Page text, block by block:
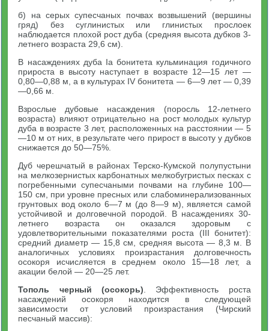
б) на серых супесчаных почвах возвышений (вершины
гряд) без суглинистых или глинистых прослоек
наблюдается плохой рост дуба (средняя высота дубков 3-
летнего возраста 29,6 см).
В насаждениях дуба Iа бонитета кульминация годичного
прироста в высоту наступает в возрасте 12—15 лет —
0,80—0,88 м, а в культурах IV бонитета — 6—9 лет — 0,39
—0,66 м.
Взрослые дубовые насаждения (поросль 12-летнего
возраста) влияют отрицательно на рост молодых культур
дуба в возрасте 3 лет, расположенных на расстоянии — 5
—10 м от них, в результате чего прирост в высоту у дубков
снижается до 50—75%.
Дуб черешчатый в районах Терско-Кумской полупустыни
на мелкозернистых карбонатных мелкобугристых песках с
погребенными супесчаными почвами на глубине 100—
150 см, при уровне пресных или слабоминерализованных
грунтовых вод около 6—7 м (до 8—9 м), является самой
устойчивой и долговечной породой. В насаждениях 30-
летнего возраста он оказался здоровым с
удовлетворительными показателями роста (III бонитет):
средний диаметр — 15,8 см, средняя высота — 8,3 м. В
аналогичных условиях произрастания долговечность
осокоря исчисляется в среднем около 15—18 лет, а
акации белой — 20—25 лет.
Тополь черный (осокорь) . Эффективность роста
насаждений осокоря находится в следующей
зависимости от условий произрастания (Чирский
песчаный массив):